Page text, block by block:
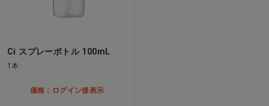
Ci スプレーボトル 100mL
1本
価格：ログイン後表示